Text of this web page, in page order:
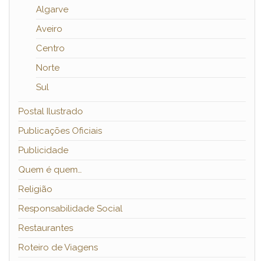
Algarve
Aveiro
Centro
Norte
Sul
Postal Ilustrado
Publicações Oficiais
Publicidade
Quem é quem…
Religião
Responsabilidade Social
Restaurantes
Roteiro de Viagens